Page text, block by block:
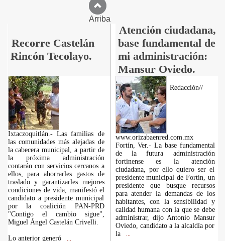
Arriba
Recorre Castelán
Rincón Tecolayo.
Atención ciudadana,
base fundamental de
mi administración:
Mansur Oviedo.
Ixtaczoquitlán.- Las familias de
las comunidades más alejadas de
la cabecera municipal, a partir de
la próxima administración
contarán con servicios cercanos a
ellos, para ahorrarles gastos de
traslado y garantizarles mejores
condiciones de vida, manifestó el
candidato a presidente municipal
por la coalición PAN-PRD
"Contigo el cambio sigue",
Miguel Ángel Castelán Crivelli.
Lo anterior generó
Redacción//
www.orizabaenred.com.mx
Fortín, Ver.- La base fundamental
de la futura administración
fortinense es la atención
ciudadana, por ello quiero ser el
presidente municipal de Fortín, un
presidente que busque recursos
para atender la demandas de los
habitantes, con la sensibilidad y
calidad humana con la que se debe
administrar, dijo Antonio Mansur
Oviedo, candidato a la alcaldía por
la